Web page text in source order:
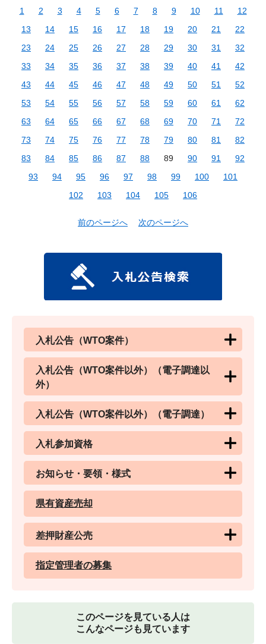
1 2 3 4 5 6 7 8 9 10 11
12
13
14 15 16 17 18 19 20 21
22
23
24 25 26 27 28 29 30 31
32
33
34 35 36 37 38 39 40 41
42
43
44 45 46 47 48 49 50 51
52
53
54 55 56 57 58 59 60 61
62
63
64 65 66 67 68 69 70 71
72
73
74 75 76 77 78 79 80 81
82
83
84 85 86 87 88 89 90 91
92
93
94 95 96 97 98 99 100
101
102
103 104 105 106
前のページへ 次のページへ
入札公告（WTO案件）
入札公告（WTO案件以外）（電子調達以
外）
入札公告（WTO案件以外）（電子調達）
入札参加資格
お知らせ・要領・様式
県有資産売却
差押財産公売
指定管理者の募集
このページを見ている人は
こんなページも見ています